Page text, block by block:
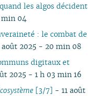
09
08
07
06
02
09
07
06
04
02
09
07
06
02
09
07
06
02
10
09
08
07
03
10
01
les algos décident
04
: le combat de
2025 - 20 min 08
digitaux et
2025 - 1 h 03 min 16
[3/7] - 11 août